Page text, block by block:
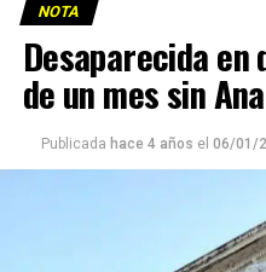
NOTA
Desaparecida
de un mes sin
Publicada hace 4 años el 06/01/